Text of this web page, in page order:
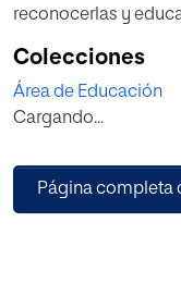
reconocerlas y
importancia de
concretamente la
El cuento es uno de
para trabajar el
cuentos los niños
Colecciones
Área de Educación
Cargando...
Página completa